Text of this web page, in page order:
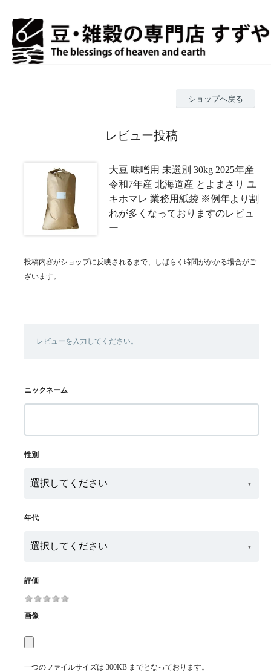
ショップへ戻る
レビュー投稿
大豆 味噌用 未選別 30kg 2025年産
令和7年産 北海道産 とよまさり ユ
キホマレ 業務用紙袋 ※例年より割
れが多くなっておりますのレビュ
ー
投稿内容がショップに反映されるまで、しばらく時間がかかる場合がご
ざいます。
レビューを入力してください。
ニックネーム
性別
年代
評価
画像
一つのファイルサイズは 300KB までとなっております。